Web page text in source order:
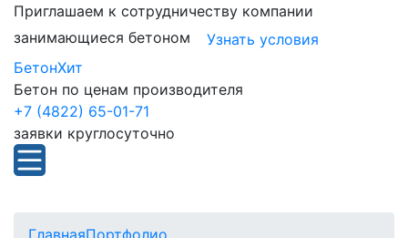
Приглашаем к сотрудничеству компании
занимающиеся бетоном
Узнать условия
БетонХит
Бетон по ценам производителя
+7 (4822) 65-01-71
заявки круглосуточно
ГлавнаяПортфолио